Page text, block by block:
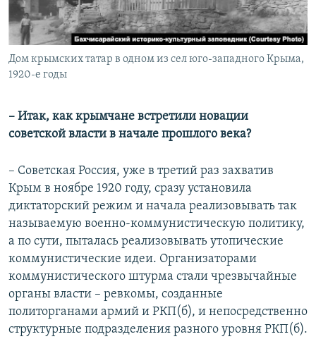
Дом крымских татар в одном из сел юго-западного Крыма,
1920-е годы
– Итак, как крымчане встретили новации
советской власти в начале прошлого века?
– Советская Россия, уже в третий раз захватив
Крым в ноябре 1920 году, сразу установила
диктаторский режим и начала реализовывать так
называемую военно-коммунистическую политику,
а по сути, пыталась реализовывать утопические
коммунистические идеи. Организаторами
коммунистического штурма стали чрезвычайные
органы власти – ревкомы, созданные
политорганами армий и РКП(б), и непосредственно
структурные подразделения разного уровня РКП(б).